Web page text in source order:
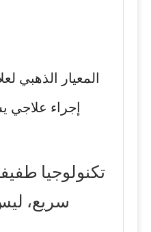
المعيار الذهبي
تكنولوجيا
سريع،